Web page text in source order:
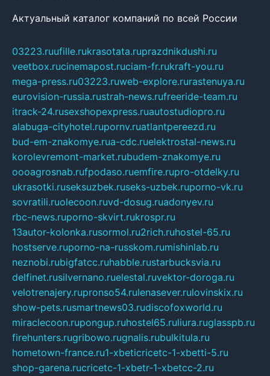
Актуальный каталог компаний по всей России
03223.ruufille.rukrasotata.ruprazdnikdushi.ru
veetbox.rucinemapost.ruciam-fr.rukraft-you.ru
mega-press.ru03223.ruweb-explore.rurastenuya.ru
eurovision-russia.rustrah-news.rufreeride-team.ru
itrack-24.rusexshopexpress.ruautostudiopro.ru
alabuga-cityhotel.rupornv.ruatlantpereezd.ru
bud-em-znakomye.rua-cdc.ruelektrostal-news.ru
korolevremont-market.rubudem-znakomye.ru
oooagrosnab.rufpodaso.ruemfire.rupro-otdelky.ru
ukrasotki.ruseksuzbek.ruseks-uzbek.ruporno-vk.ru
sovratili.ruolecoon.ruvd-dosug.ruadonyev.ru
rbc-news.ruporno-skvirt.rukrospr.ru
13autor-kolonka.rusormol.ru2rich.ruhostel-65.ru
hostserve.ruporno-na-russkom.rumishinlab.ru
neznobi.rubigfatcc.ruhabble.rustarbucksvia.ru
delfinet.rusilvernano.ruelestal.ruvektor-doroga.ru
velotrenajery.rupronso54.rulenasever.rulovinskix.ru
show-pets.rusmartnews03.rudiscofoxworld.ru
miraclecoon.rupongup.ruhostel65.ruliura.ruglasspb.ru
firehunters.rugribowo.rugnalis.rubulkitula.ru
hometown-france.ru1-xbeticricetc-1-xbetti-5.ru
shop-garena.rucricetc-1-xbetr-1-xbetcc-2.ru